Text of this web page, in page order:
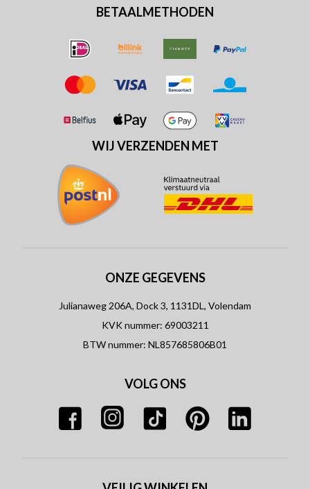
BETAALMETHODEN
WIJ VERZENDEN MET
ONZE GEGEVENS
Julianaweg 206A, Dock 3, 1131DL, Volendam
KVK nummer: 69003211
BTW nummer: NL857685806B01
VOLG ONS